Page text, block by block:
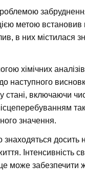
метою
в них містилася
хімічних
стані, включаючи
значення.
знаходяться
Інтенсивність
може забезпечити